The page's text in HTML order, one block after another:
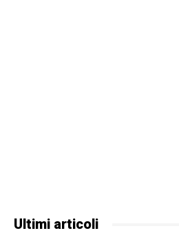
Ultimi articoli